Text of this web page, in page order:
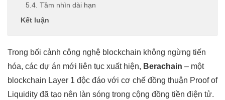
5.4. Tầm nhìn dài hạn
Kết luận
Trong bối cảnh công nghệ blockchain không ngừng tiến
hóa, các dự án mới liên tục xuất hiện, Berachain – một
blockchain Layer 1 độc đáo với cơ chế đồng thuận Proof of
Liquidity đã tạo nên làn sóng trong cộng đồng tiền điện tử.